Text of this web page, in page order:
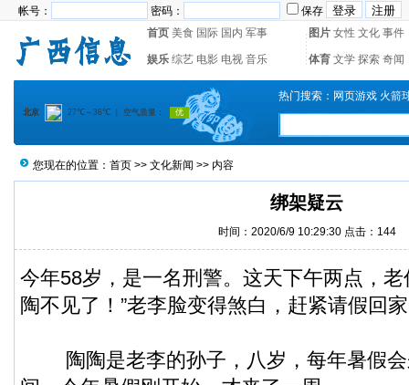
帐号： 密码：
保存
首页 美食 国际 国内 军事 图片 女性 文化 事件
娱乐 综艺 电影 电视 音乐 体育 文学 探索 奇闻
热门搜索： 网页游戏 火箭
您现在的位置： 首页 >> 文化新闻 >> 内容
绑架疑云
时间：2020/6/9 10:29:30 点击： 144
今年58岁，是一名刑警。这天下午两点，老
陶不见了！”老李脸变得煞白，赶紧请假回
陶陶是老李的孙子，八岁，每年暑假会